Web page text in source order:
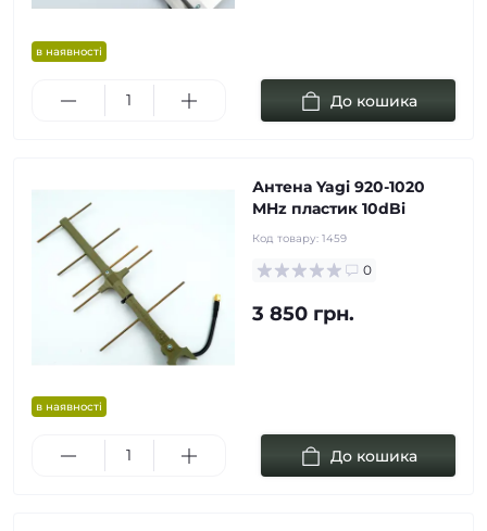
в наявності
До кошика
в наявності
Антена Yagi 920-1020
MHz пластик 10dBi
Код товару: 1459
0
3 850 грн.
До кошика